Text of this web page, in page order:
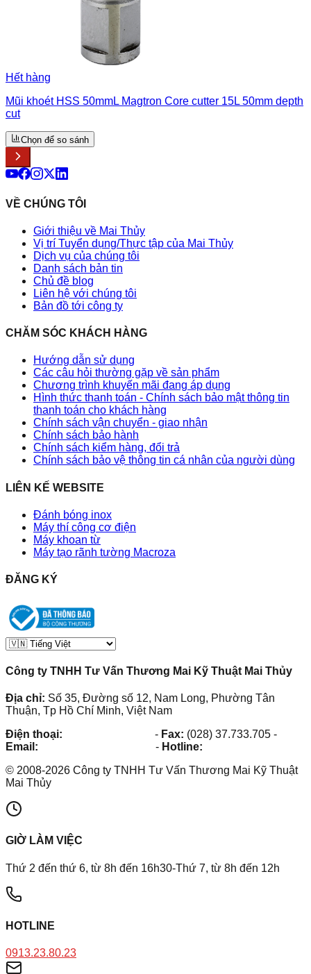
Hết hàng
Mũi khoét HSS 50mmL Magtron Core cutter 15L 50mm depth
cut
Chọn để so sánh
VỀ CHÚNG TÔI
Giới thiệu về Mai Thủy
Vị trí Tuyển dụng/Thực tập của Mai Thủy
Dịch vụ của chúng tôi
Danh sách bản tin
Chủ đề blog
Liên hệ với chúng tôi
Bản đồ tới công ty
CHĂM SÓC KHÁCH HÀNG
Hướng dẫn sử dụng
Các câu hỏi thường gặp về sản phẩm
Chương trình khuyến mãi đang áp dụng
Hình thức thanh toán - Chính sách bảo mật thông tin
thanh toán cho khách hàng
Chính sách vận chuyển - giao nhận
Chính sách bảo hành
Chính sách kiểm hàng, đổi trả
Chính sách bảo vệ thông tin cá nhân của người dùng
LIÊN KẾ WEBSITE
Đánh bóng inox
Máy thí công cơ điện
Máy khoan từ
Máy tạo rãnh tường Macroza
ĐĂNG KÝ
Công ty TNHH Tư Vấn Thương Mai Kỹ Thuật Mai Thủy
Địa chỉ: Số 35, Đường số 12, Nam Long, Phường Tân
Thuận, Tp Hồ Chí Minh, Việt Nam
Điện thoại:
- Fax: (028) 37.733.705 -
Email:
- Hotline:
© 2008-2026 Công ty TNHH Tư Vấn Thương Mai Kỹ Thuật
Mai Thủy
GIỜ LÀM VIỆC
Thứ 2 đến thứ 6, từ 8h đến 16h30-Thứ 7, từ 8h đến 12h
HOTLINE
0913.23.80.23